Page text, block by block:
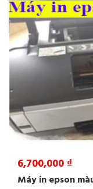
6,700,000 ₫
Máy in epson